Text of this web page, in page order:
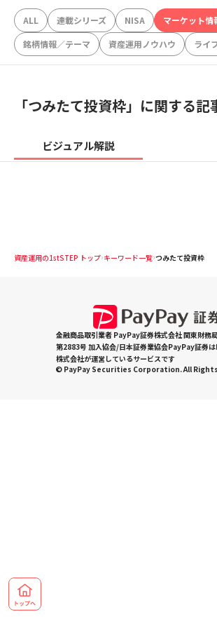
ALL 連載シリーズ NISA マーケット情
銘柄情報／テーマ
資産運用ノウハウ ライ
「つみたて投資枠」に関する記
ビジュアル解説
資産運用の1stSTEP トップ キーワード一覧 つみたて投資枠
金融商品取引業者 PayPay証券株式会社 関東財務局
第2883号 加入協会/日本証券業協会PayPay証券
株式会社が運営しているサービスです
© PayPay Securities Corporation. All